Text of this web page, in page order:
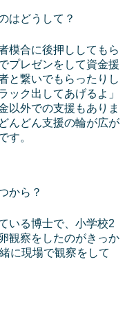
はどうして？
模合に後押ししてもら
プレゼンをして資金援
と繋いでもらったりし
ック出してあげるよ」
以外での支援もありま
んどん支援の輪が広が
す。
から？
いる博士で、小学校2
観察をしたのがきっか
に現場で観察をして